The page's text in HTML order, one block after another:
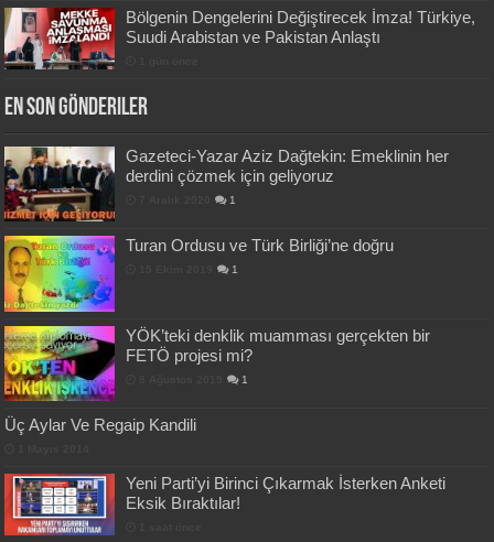
Bölgenin Dengelerini Değiştirecek İmza! Türkiye,
Suudi Arabistan ve Pakistan Anlaştı
En Son Gönderiler
Gazeteci-Yazar Aziz Dağtekin: Emeklinin her
derdini çözmek için geliyoruz
1
Turan Ordusu ve Türk Birliği’ne doğru
1
YÖK’teki denklik muamması gerçekten bir
FETÖ projesi mi?
1
Üç Aylar Ve Regaip Kandili
Yeni Parti’yi Birinci Çıkarmak İsterken Anketi
Eksik Bıraktılar!